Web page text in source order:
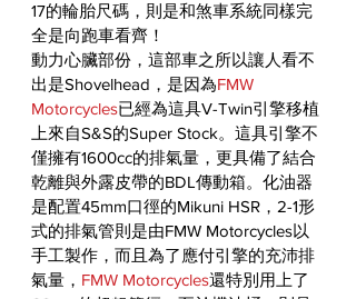
17的輪胎尺碼，則是和煞車系統同樣完
全是向跑車看齊！
動力心臟部份，這部車之所以讓人看不
出是Shovelhead，是因為FMW
Motorcycles已經為這具V-Twin引擎移植
上來自S&S的Super Stock。這具引擎不
僅擁有1600cc的排氣量，更具備了結合
乾離與外露皮帶的BDL傳動箱。化油器
是配置45mm口徑的Mikuni HSR，2-1形
式的排氣管則是由FMW Motorcycles以
手工製作，而且為了應付引擎的充沛排
氣量， FMW Motorcycles還特別用上了